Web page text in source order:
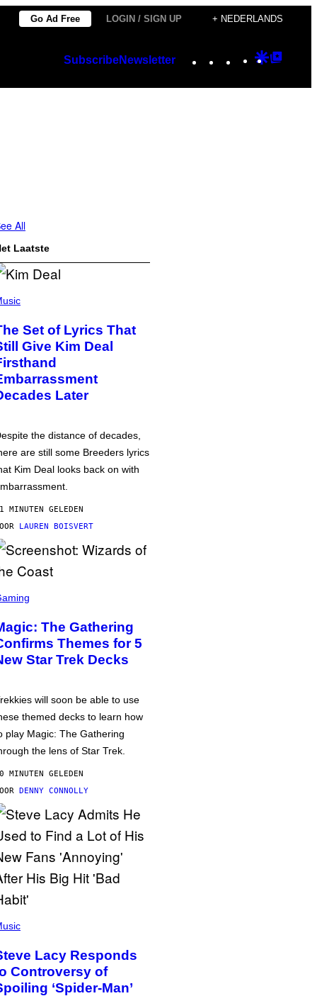
Go Ad Free LOGIN / SIGN UP + NEDERLANDS
SubscribeNewsletter Instagram
TikTok
YouTube
Google
All
Laatste
Set of Lyrics That
Give Kim Deal
Later
the distance of decades,
are still some Breeders lyrics
Kim Deal looks back on with
MINUTEN GELEDEN
LAUREN BOISVERT
The Gathering
Themes for 5
Star Trek Decks
will soon be able to use
themed decks to learn how
play Magic: The Gathering
the lens of Star Trek.
MINUTEN GELEDEN
DENNY CONNOLLY
Lacy Responds
Controversy of
‘Spider-Man’